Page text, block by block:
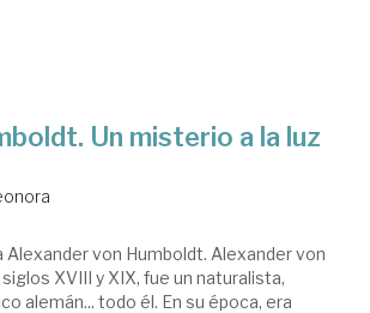
Un misterio a la luz
Alexander von Humboldt. Alexander von
XVIII y XIX, fue un naturalista,
alemán... todo él. En su época, era